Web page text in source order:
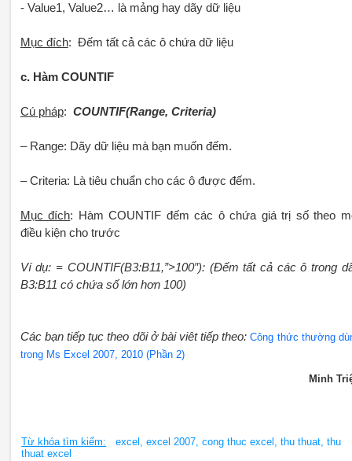
- Value1, Value2… là mảng hay dãy dữ liệu
Mục đích: Đếm tất cả các ô chứa dữ liệu
c. Hàm COUNTIF
Cú pháp: COUNTIF(Range, Criteria)
– Range: Dãy dữ liệu mà bạn muốn đếm.
– Criteria: Là tiêu chuẩn cho các ô được đếm.
Mục đích: Hàm COUNTIF đếm các ô chứa giá trị số theo
điều kiện cho trước
Ví dụ: = COUNTIF(B3:B11,”>100″): (Đếm tất cả các ô trong
B3:B11 có chứa số lớn hơn 100)
Các bạn tiếp tục theo dõi ở bài viêt tiếp theo:Công thức thường
trong Ms Excel 2007, 2010 (Phần 2)
Minh
Từ khóa tìm kiếm: excel, excel 2007, cong thuc excel, thu thuat, thu
thuat excel